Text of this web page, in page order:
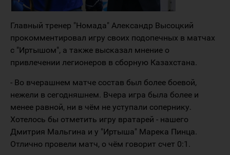
Главный тренер "Номада" Александр Высоцкий
прокомментировал игру своих подопечных в матчах
с "Иртышом", а также высказал мнение о
привлечении легионеров в сборную Казахстана.
- Во вчерашнем матче состав был более боевой,
нежели в сегодняшнем. Вчера игра была более и
менее равной, ни в чём не уступали сопернику.
Хотелось бы отметить игру вратарей - нашего
Дмитрия Мальгина и у "Иртыша" Марека Пинца.
Отлично провели матч, о чём говорит счет 0:1.